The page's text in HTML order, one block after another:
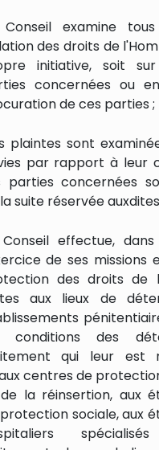
Conseil examine
des droits de
initiative, soit
concernées ou
de ces parties ;
plaintes sont
par rapport à leur
parties concernées
suite réservée
Conseil effectue,
de ses missions
des droits de
aux lieux de
conditions des
qui leur est
centres de
la réinsertion, aux
sociale, aux